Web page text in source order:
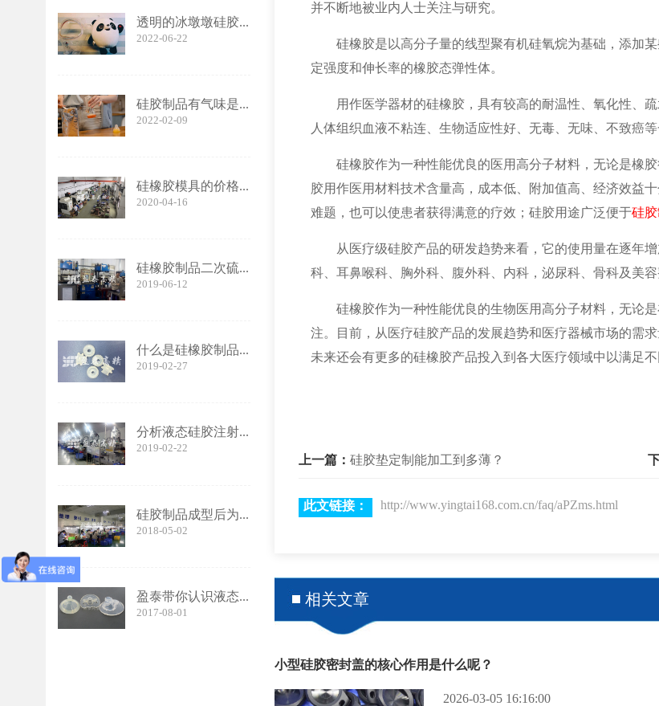
并不断地被业内人士关注与研究。
硅橡胶是以高分子量的线型聚有机硅氧烷为基础，添加
定强度和伸长率的橡胶态弹性体。
用作医学器材的硅橡胶，具有较高的耐温性、氧化性、
人体组织血液不粘连、生物适应性好、无毒、无味、不致癌等
硅橡胶作为一种性能优良的医用高分子材料，无论是橡
胶用作医用材料技术含量高，成本低、附加值高、经济效益
难题，也可以使患者获得满意的疗效；硅胶用途广泛便于硅
从医疗级硅胶产品的研发趋势来看，它的使用量在逐年
科、耳鼻喉科、胸外科、腹外科、内科，泌尿科、骨科及美容
硅橡胶作为一种性能优良的生物医用高分子材料，无论
注。目前，从医疗硅胶产品的发展趋势和医疗器械市场的需
未来还会有更多的硅橡胶产品投入到各大医疗领域中以满足不
上一篇： 硅胶垫定制能加工到多薄？
此文链接： http://www.yingtai168.com.cn/faq/aPZms.html
相关文章
小型硅胶密封盖的核心作用是什么呢？
2026-03-05 16:16:00
透明的冰墩墩硅胶...
2022-06-22
硅胶制品有气味是...
2022-02-09
硅橡胶模具的价格...
2020-04-16
硅橡胶制品二次硫...
2019-06-12
什么是硅橡胶制品...
2019-02-27
分析液态硅胶注射...
2019-02-22
硅胶制品成型后为...
2018-05-02
盈泰带你认识液态...
2017-08-01